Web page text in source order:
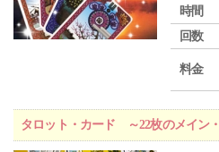
時間
回数
料金
タロット・カード ～22枚のメイン